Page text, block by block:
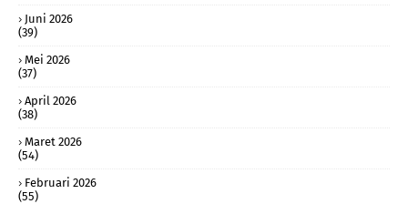
Juni 2026
(39)
Mei 2026
(37)
April 2026
(38)
Maret 2026
(54)
Februari 2026
(55)